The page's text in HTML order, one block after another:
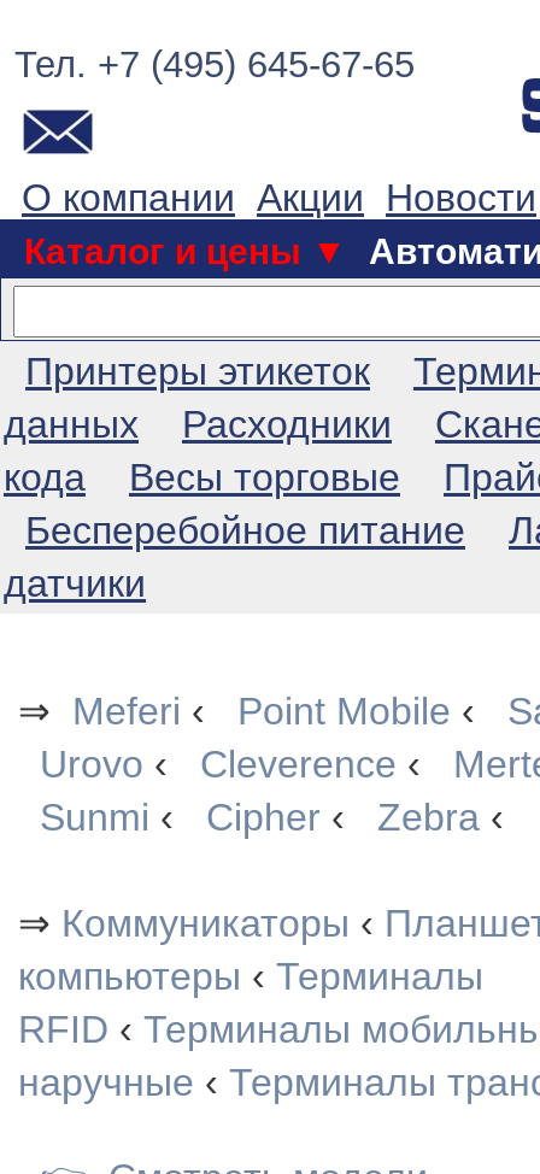
Тел. +7 (495) 645-67-65
О компании Акции Новости
Каталог и цены ▼
Принтеры этикеток
данных
Расходники
кода
Весы торговые
Бесперебойное питание
датчики
⇒ Meferi ‹ Point Mobile ‹
Urovo ‹ Cleverence ‹
Sunmi ‹ Cipher ‹ Zebra ‹
⇒ Коммуникаторы ‹
компьютеры ‹ Терминалы
RFID ‹ Терминалы
наручные ‹ Терминалы